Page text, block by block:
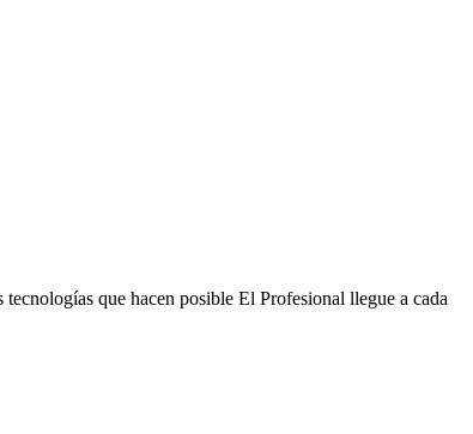
que hacen posible El Profesional llegue a cada